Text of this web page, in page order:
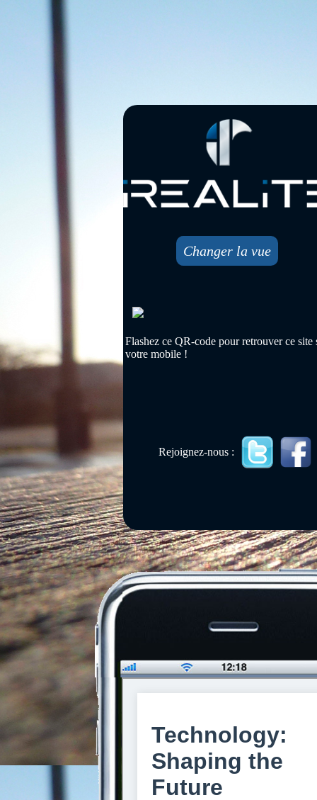
Changer la vue
Flashez ce QR-code pour retrouver ce site
votre mobile !
Rejoignez-nous :